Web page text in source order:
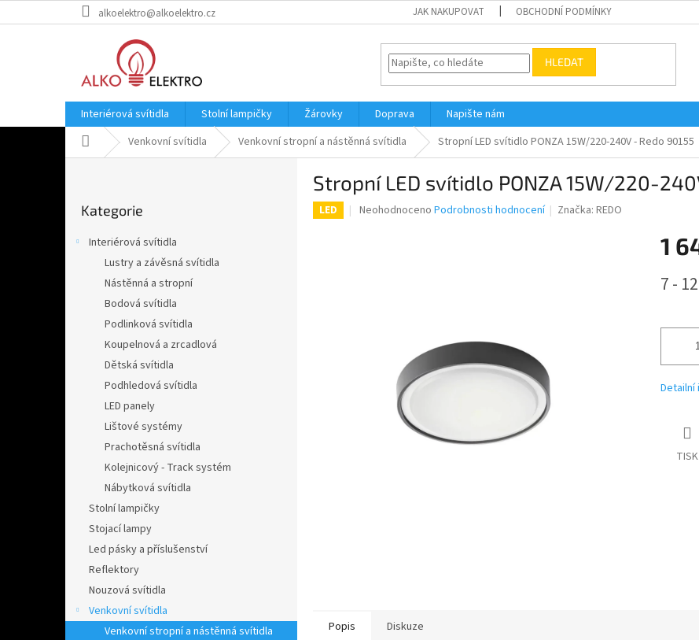
na
alkoelektro@alkoelektro.cz JAK NAKUPOVAT OBCHODNÍ PODMÍNKY
HLEDAT
Interiérová svítidla Stolní lampičky Žárovky Doprava
Napište nám
Domů Venkovní svítidla Venkovní stropní a nástěnná svítidla Stropní LED svítidlo PONZA 15W/220-240V - Redo 90155
kategorie
Kategorie
Interiérová svítidla
Lustry a závěsná svítidla
Nástěnná a stropní
Bodová svítidla
Podlinková svítidla
Koupelnová a zrcadlová
Dětská svítidla
Podhledová svítidla
LED panely
Lištové systémy
Prachotěsná svítidla
Kolejnicový - Track systém
Nábytková svítidla
Stolní lampičky
Stojací lampy
Led pásky a příslušenství
Reflektory
Nouzová svítidla
Venkovní svítidla
Venkovní stropní a nástěnná svítidla
Stropní LED svítidlo PONZA 15W/220-
LED
Průměrné
Neohodnoceno Podrobnosti hodnocení Značka:REDO
1
cena:
7 -
Detailní
TISK
Popis Diskuze